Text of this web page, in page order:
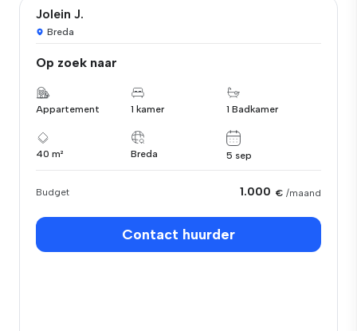
Jolein J.
Breda
Op zoek naar
Appartement 1 kamer 1 Badkamer
40 m² Breda 5 sep
Budget 1.000 € /maand
Contact huurder